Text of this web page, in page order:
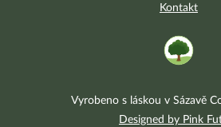
Kontakt
Vyrobeno s láskou v Sázavě
Designed by Pink